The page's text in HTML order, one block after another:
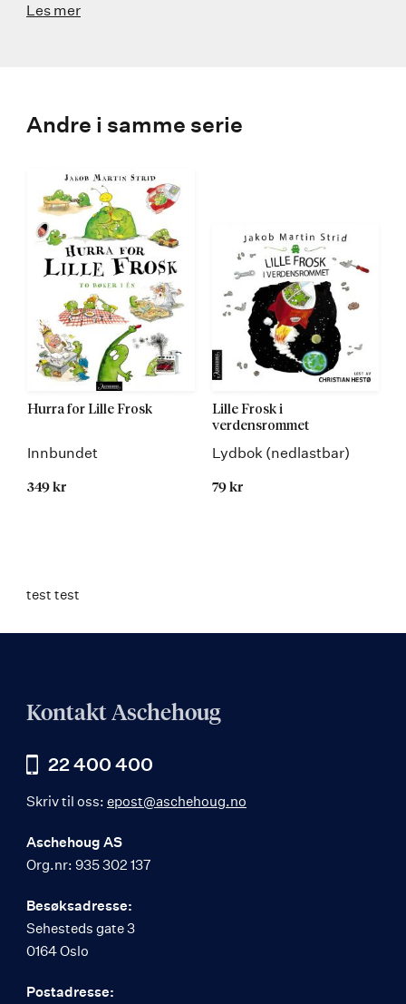
Les mer
Andre i samme serie
Hurra for Lille Frosk
Innbundet
349 kr
Lille Frosk i
verdensrommet
Lydbok (nedlastbar)
79 kr
test test
Kontakt Aschehoug
22 400 400
Skriv til oss: epost@aschehoug.no
Aschehoug AS
Org.nr: 935 302 137
Besøksadresse:
Sehesteds gate 3
0164 Oslo
Postadresse: